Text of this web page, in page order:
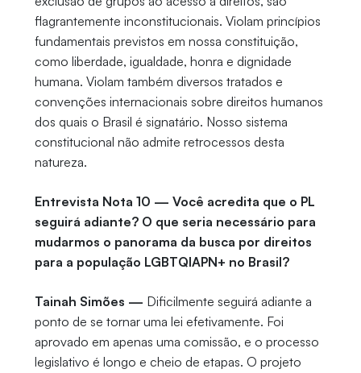
flagrantemente inconstitucionais. Violam princípios
fundamentais previstos em nossa constituição,
como liberdade, igualdade, honra e dignidade
humana. Violam também diversos tratados e
convenções internacionais sobre direitos humanos
dos quais o Brasil é signatário. Nosso sistema
constitucional não admite retrocessos desta
natureza.
Entrevista Nota 10 — Você acredita que o PL
seguirá adiante? O que seria necessário para
mudarmos o panorama da busca por direitos
para a população LGBTQIAPN+ no Brasil?
Tainah Simões — Dificilmente seguirá adiante a
ponto de se tornar uma lei efetivamente. Foi
aprovado em apenas uma comissão, e o processo
legislativo é longo e cheio de etapas. O projeto